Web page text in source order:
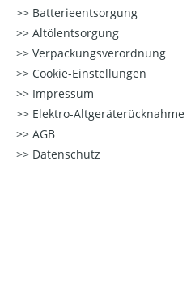
Batterieentsorgung
Altölentsorgung
Verpackungsverordnung
Cookie-Einstellungen
Impressum
Elektro-Altgeräterücknahme
AGB
Datenschutz